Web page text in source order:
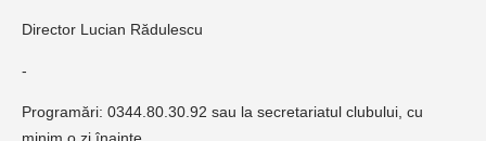
Director Lucian Rădulescu
-
Programări: 0344.80.30.92 sau la secretariatul clubului, cu